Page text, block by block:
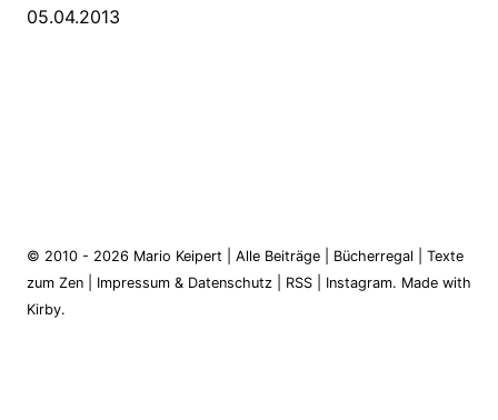
05.04.2013
© 2010 - 2026 Mario Keipert Alle Beiträge Bücherregal
Texte
zum Zen
Impressum & Datenschutz RSS Instagram. Made with
Kirby.